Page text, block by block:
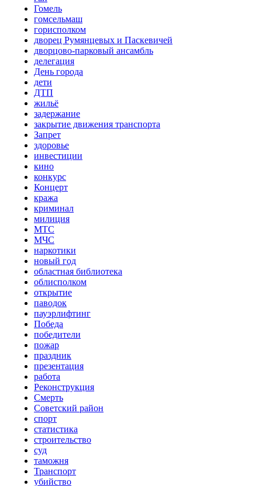
Гомель
гомсельмаш
горисполком
дворец Румянцевых и Паскевичей
дворцово-парковый ансамбль
делегация
День города
дети
ДТП
жильё
задержание
закрытие движения транспорта
Запрет
здоровье
инвестиции
кино
конкурс
Концерт
кража
криминал
милиция
МТС
МЧС
наркотики
новый год
областная библиотека
облисполком
открытие
паводок
пауэрлифтинг
Победа
победители
пожар
праздник
презентация
работа
Реконструкция
Смерть
Советский район
спорт
статистика
строительство
суд
таможня
Транспорт
убийство